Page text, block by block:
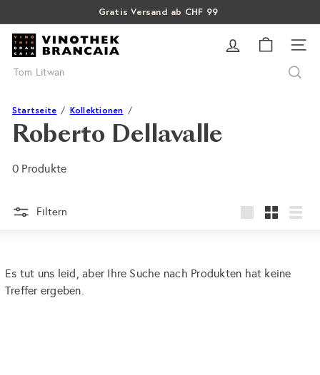
zum
Inhalt
Pause
Gratis Versand ab CHF 99
Über 15% Rabatt auf Sommer Weine
SALE: Bis zu 40% auf letzte Flaschen
V
i
n
t
h
e
a
i
a
Suche
Startseite Kollektionen
Roberto Dellavalle
0 Produkte
Filtern
Es tut uns leid, aber Ihre Suche nach Produkten hat keine
Treffer ergeben.